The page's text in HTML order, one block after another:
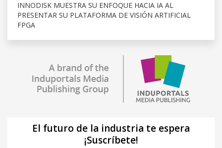
INNODISK MUESTRA SU ENFOQUE HACIA IA AL
PRESENTAR SU PLATAFORMA DE VISIÓN ARTIFICIAL
FPGA
El futuro de la industria te espera
¡Suscríbete!